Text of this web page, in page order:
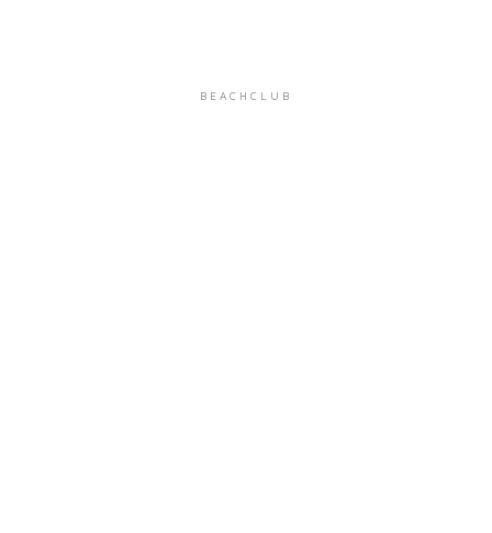
BEACHCLUB